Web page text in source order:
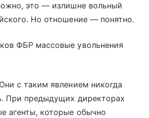
это — излишне вольный
Но отношение — понятно.
ФБР массовые увольнения
с таким явлением никогда
При предыдущих директорах
агенты, которые обычно